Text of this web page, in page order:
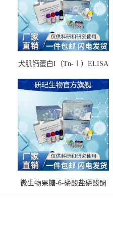
犬肌钙蛋白I（Tn-Ⅰ）ELISA
微生物果糖-6-磷酸盐磷酸酮